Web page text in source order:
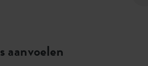
aanvoelen